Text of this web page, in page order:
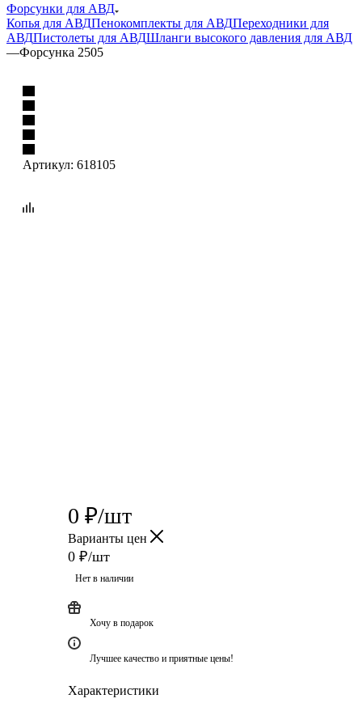
Форсунки для АВД
Копья для АВДПенокомплекты для АВДПереходники для
АВДПистолеты для АВДШланги высокого давления для АВД
—Форсунка 2505
Артикул: 618105
0 ₽/шт
Варианты цен
0 ₽/шт
Нет в наличии
Хочу в подарок
Лучшее качество и приятные цены!
Характеристики